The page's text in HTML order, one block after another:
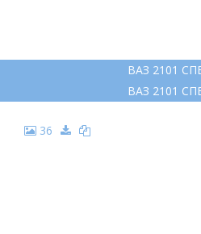
ВАЗ 2101
ВАЗ 2101
36